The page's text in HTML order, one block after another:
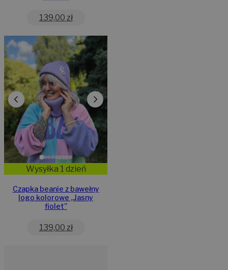
139,00 zł
Wysyłka 1 dzień
Czapka beanie z bawełny
logo kolorowe „Jasny
fiolet”
139,00 zł